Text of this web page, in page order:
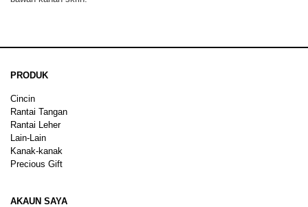
PRODUK
Cincin
Rantai Tangan
Rantai Leher
Lain-Lain
Kanak-kanak
Precious Gift
AKAUN SAYA